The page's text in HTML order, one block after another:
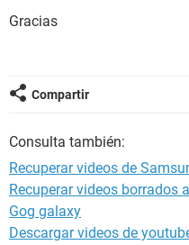
Gracias
Compartir
Consulta también:
Recuperar videos de
Recuperar videos borrados
Gog galaxy
Descargar videos de